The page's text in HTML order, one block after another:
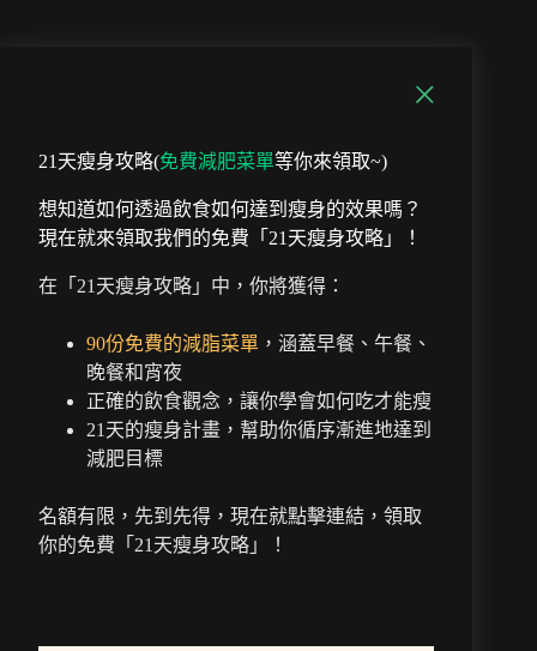
21天瘦身攻略(免費減肥菜單等你來領取~)
想知道如何透過飲食如何達到瘦身的效果嗎？
現在就來領取我們的免費「21天瘦身攻略」！
在「21天瘦身攻略」中，你將獲得：
90份免費的減脂菜單 ，涵蓋早餐、午餐、
晚餐和宵夜
正確的飲食觀念，讓你學會如何吃才能瘦
21天的瘦身計畫，幫助你循序漸進地達到
減肥目標
名額有限，先到先得，現在就點擊連結，領取
你的免費「21天瘦身攻略」！